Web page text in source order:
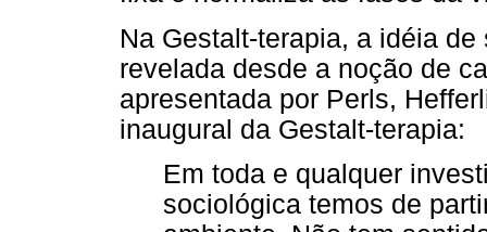
Na Gestalt-terapia, a idéia
revelada desde a noção de
apresentada por Perls,
inaugural da Gestalt-terapia:
Em toda e qualquer
sociológica temos de